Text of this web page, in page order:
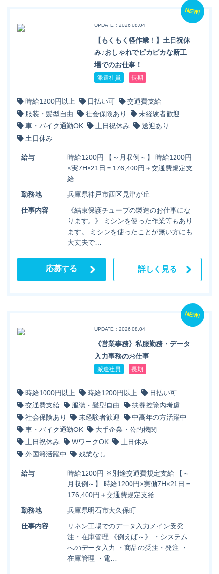
NEW!
UPDATE：2026.08.04
【もくもく軽作業！】土日祝休
み♪おしゃれでピカピカな新工
場でのお仕事！
派遣社員 長期
時給1200円以上 日払い可
交通費支給
服装・髪型自由
社会保険あり
未経験者歓迎
車・バイク通勤OK
土日祝休み
送迎あり
土日休み
給与
時給1200円 【～月収例～】 時給1200円
×実7H×21日＝176,400円＋交通費規定支
給
勤務地
兵庫県神戸市西区見津が丘
仕事内容
《結束保護チューブの製造のお仕事にな
ります。》 ミシンを使った作業等もあり
ます。 ミシンを使ったことが無い方にも
大丈夫で…
応募する 詳しく見る
NEW!
UPDATE：2026.08.04
《営業事務》私服勤務・データ
入力事務のお仕事
派遣社員 長期
時給1000円以上 時給1200円以上
日払い可
交通費支給
服装・髪型自由
扶養控除内考慮
社会保険あり
未経験者歓迎
中高年の方活躍中
車・バイク通勤OK
大手企業・公的機関
土日祝休み
WワークOK
土日休み
外国籍活躍中
残業なし
給与
時給1200円 ※別途交通費規定支給 【～
月収例～】 時給1200円×実働7H×21日＝
176,400円＋交通費規定支給
勤務地
兵庫県明石市大久保町
仕事内容
リネン工場でのデータ入力メイン受発
注・在庫管理 《例えば～》 ・システム
へのデータ入力 ・商品の受注・発注 ・
在庫管理 ・電…